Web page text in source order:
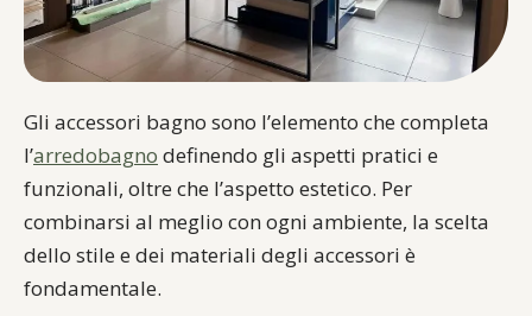
Gli accessori bagno sono l’elemento che completa
l’arredobagno definendo gli aspetti pratici e
funzionali, oltre che l’aspetto estetico. Per
combinarsi al meglio con ogni ambiente, la scelta
dello stile e dei materiali degli accessori è
fondamentale.